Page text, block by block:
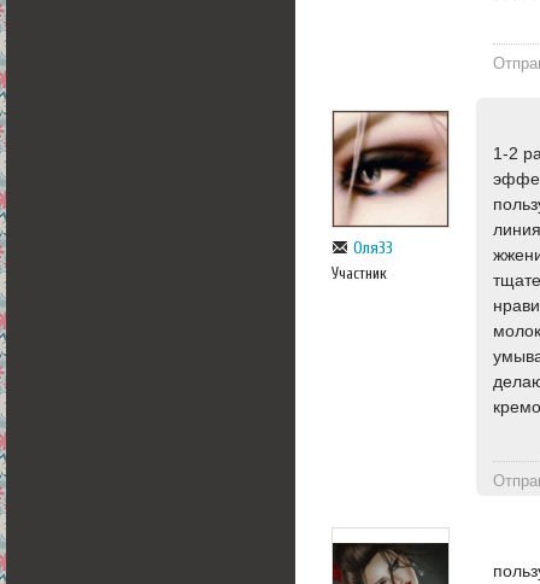
Оля33
Участник
1-2